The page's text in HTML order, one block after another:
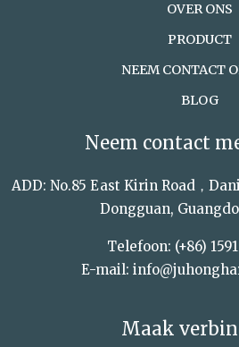
OVER ONS
PRODUCT
NEEM CONTACT
BLOG
Neem contact
ADD: No.85 East Kirin Road，
Dongguan,
Telefoon: (+86)
E-mail:
Maak